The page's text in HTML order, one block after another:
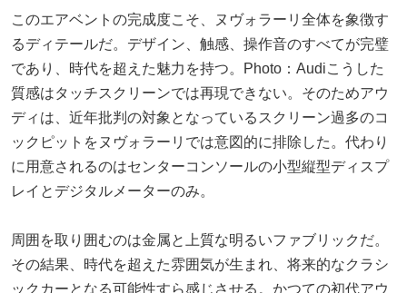
このエアベントの完成度こそ、ヌヴォラーリ全体を象徴す
るディテールだ。デザイン、触感、操作音のすべてが完璧
であり、時代を超えた魅力を持つ。Photo：Audiこうした
質感はタッチスクリーンでは再現できない。そのためアウ
ディは、近年批判の対象となっているスクリーン過多のコ
ックピットをヌヴォラーリでは意図的に排除した。代わり
に用意されるのはセンターコンソールの小型縦型ディスプ
レイとデジタルメーターのみ。
周囲を取り囲むのは金属と上質な明るいファブリックだ。
その結果、時代を超えた雰囲気が生まれ、将来的なクラシ
ックカーとなる可能性すら感じさせる。かつての初代アウ